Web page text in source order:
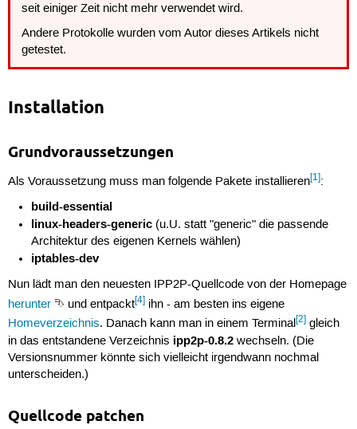
seit einiger Zeit nicht mehr verwendet wird.
Andere Protokolle wurden vom Autor dieses Artikels nicht
getestet.
Installation
Grundvoraussetzungen
Als Voraussetzung muss man folgende Pakete installieren[1]:
build-essential
linux-headers-generic (u.U. statt "generic" die passende
Architektur des eigenen Kernels wählen)
iptables-dev
Nun lädt man den neuesten IPP2P-Quellcode von der Homepage
herunter⮷ und entpackt[4]ihn - am besten ins eigene
Homeverzeichnis. Danach kann man in einem Terminal[2]gleich
in das entstandene Verzeichnis ipp2p-0.8.2wechseln. (Die
Versionsnummer könnte sich vielleicht irgendwann nochmal
unterscheiden.)
Quellcode patchen